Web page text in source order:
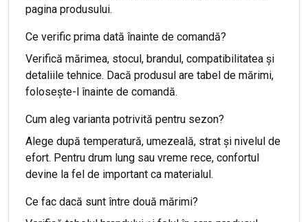
pagina produsului.
Ce verific prima dată înainte de comandă?
Verifică mărimea, stocul, brandul, compatibilitatea și
detaliile tehnice. Dacă produsul are tabel de mărimi,
folosește-l înainte de comandă.
Cum aleg varianta potrivită pentru sezon?
Alege după temperatură, umezeală, strat și nivelul de
efort. Pentru drum lung sau vreme rece, confortul
devine la fel de important ca materialul.
Ce fac dacă sunt între două mărimi?